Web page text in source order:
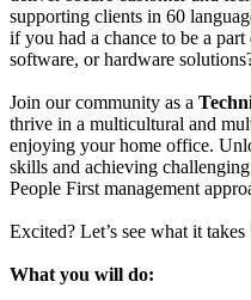
supporting clients in 60
if you had a chance to be a
software, or hardware
Join our community as a
thrive in a multicultural and
enjoying your home office.
skills and achieving
People First management
Excited? Let’s see what it takes
What you will do: